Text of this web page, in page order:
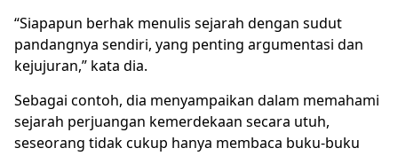
“Siapapun berhak menulis sejarah dengan sudut
pandangnya sendiri, yang penting argumentasi dan
kejujuran,” kata dia.
Sebagai contoh, dia menyampaikan dalam memahami
sejarah perjuangan kemerdekaan secara utuh,
seseorang tidak cukup hanya membaca buku-buku